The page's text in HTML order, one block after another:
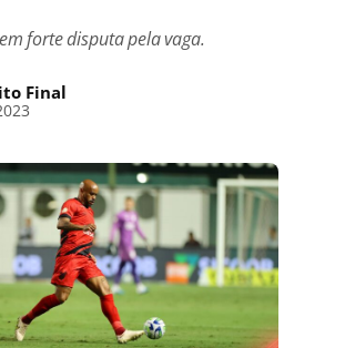
forte disputa pela vaga.
Final